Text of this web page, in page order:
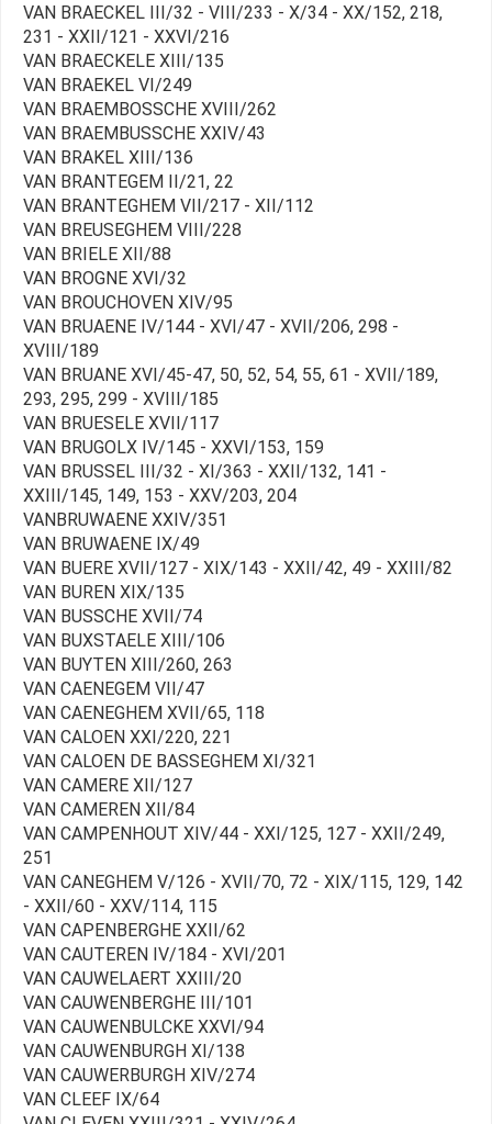
VAN BRAECKEL III/32 - VIII/233 - X/34 - XX/152, 218,
231 - XXII/121 - XXVI/216
VAN BRAECKELE XIII/135
VAN BRAEKEL VI/249
VAN BRAEMBOSSCHE XVIII/262
VAN BRAEMBUSSCHE XXIV/43
VAN BRAKEL XIII/136
VAN BRANTEGEM II/21, 22
VAN BRANTEGHEM VII/217 - XII/112
VAN BREUSEGHEM VIII/228
VAN BRIELE XII/88
VAN BROGNE XVI/32
VAN BROUCHOVEN XIV/95
VAN BRUAENE IV/144 - XVI/47 - XVII/206, 298 -
XVIII/189
VAN BRUANE XVI/45-47, 50, 52, 54, 55, 61 - XVII/189,
293, 295, 299 - XVIII/185
VAN BRUESELE XVII/117
VAN BRUGOLX IV/145 - XXVI/153, 159
VAN BRUSSEL III/32 - XI/363 - XXII/132, 141 -
XXIII/145, 149, 153 - XXV/203, 204
VANBRUWAENE XXIV/351
VAN BRUWAENE IX/49
VAN BUERE XVII/127 - XIX/143 - XXII/42, 49 - XXIII/82
VAN BUREN XIX/135
VAN BUSSCHE XVII/74
VAN BUXSTAELE XIII/106
VAN BUYTEN XIII/260, 263
VAN CAENEGEM VII/47
VAN CAENEGHEM XVII/65, 118
VAN CALOEN XXI/220, 221
VAN CALOEN DE BASSEGHEM XI/321
VAN CAMERE XII/127
VAN CAMEREN XII/84
VAN CAMPENHOUT XIV/44 - XXI/125, 127 - XXII/249,
251
VAN CANEGHEM V/126 - XVII/70, 72 - XIX/115, 129, 142
- XXII/60 - XXV/114, 115
VAN CAPENBERGHE XXII/62
VAN CAUTEREN IV/184 - XVI/201
VAN CAUWELAERT XXIII/20
VAN CAUWENBERGHE III/101
VAN CAUWENBULCKE XXVI/94
VAN CAUWENBURGH XI/138
VAN CAUWERBURGH XIV/274
VAN CLEEF IX/64